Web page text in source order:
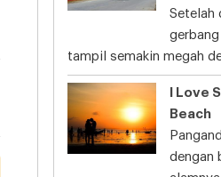
Setelah
gerbang
tampil semakin megah
I Love
Beach
dengan